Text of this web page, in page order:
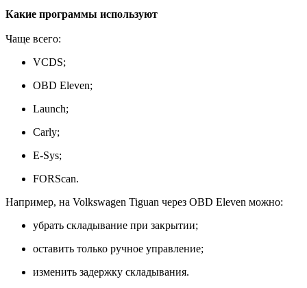
Какие программы используют
Чаще всего:
VCDS;
OBD Eleven;
Launch;
Carly;
E-Sys;
FORScan.
Например, на Volkswagen Tiguan через OBD Eleven можно:
убрать складывание при закрытии;
оставить только ручное управление;
изменить задержку складывания.